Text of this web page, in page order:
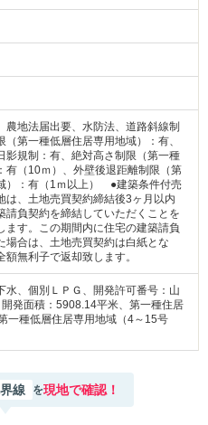
農地法届出要、水防法、道路斜線制
（第一種低層住居専用地域）：有、
影規制：有、絶対高さ制限（第一種
有（10ｍ）、外壁後退距離制限（第
）：有（1ｍ以上） ●建築条件付売
は、土地売買契約締結後3ヶ月以内
請負契約を締結していただくことを
ます。この期間内に住宅の建築請負
場合は、土地売買契約は白紙とな
額無利子で返却致します。
水、個別ＬＰＧ、開発許可番号：山
発面積：5908.14平米、第一種住居
一種低層住居専用地域（4～15号
線 を現地で確認！